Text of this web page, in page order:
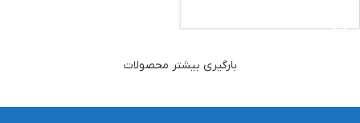
بارگیری بیشتر محصولات